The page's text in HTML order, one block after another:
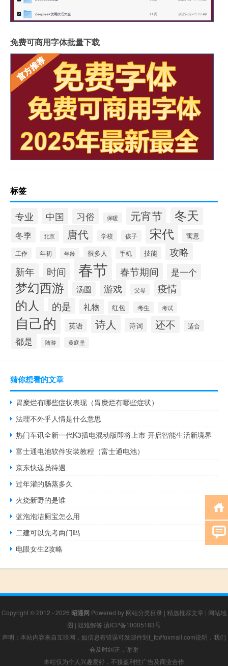
免费可商用字体批量下载
标签
专业 中国 习俗 保暖 元宵节 冬天
冬季 北京 唐代 学校 孩子 宋代 寓意
工作 年初 年龄 很多人 手机 技能 攻略
新年 时间 春节 春节期间 是一个
梦幻西游 汤圆 游戏 父母 疫情
的人 的是 礼物 红包 考生 考试
自己的 英语 诗人 诗词 还不 适合
都是 陆游 黄庭坚
猜你想看的文章
胃糜烂有哪些症状表现（胃糜烂有哪些症状）
法理不外乎人情是什么意思
热门车讯全新一代K3插电混动版即将上市 开启智能生活新境界
富士通电池软件安装教程（富士通电池）
京东快递员待遇
过年灌的肠蒸多久
火烧新野的是谁
蓝泡泡洁厕宝怎么用
二建可以先考两门吗
电眼女生2攻略
Copyright © 2012 - 2026 昭通网 Powered by 网站分类目录 | 精选推荐文章 | 网站地
图 | 疑难解答 滇ICP备10005183号
声明：本站内容来自互联网，如信息有错误可发邮件到f_fb#foxmail.com说明，我们
会及时纠正，谢谢
本站仅为个人兴趣爱好，不接盈利性广告及商业合作